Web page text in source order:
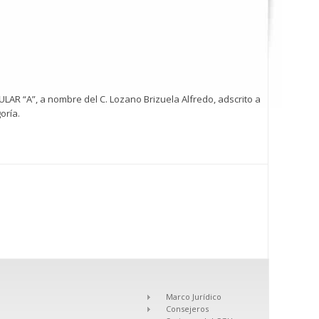
“A”, a nombre del C. Lozano Brizuela Alfredo, adscrito a
Marco Jurídico
Consejeros